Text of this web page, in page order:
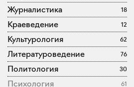
Журналистика 18
Краеведение 12
Культурология 62
Литературоведение 76
Политология 30
Психология 61